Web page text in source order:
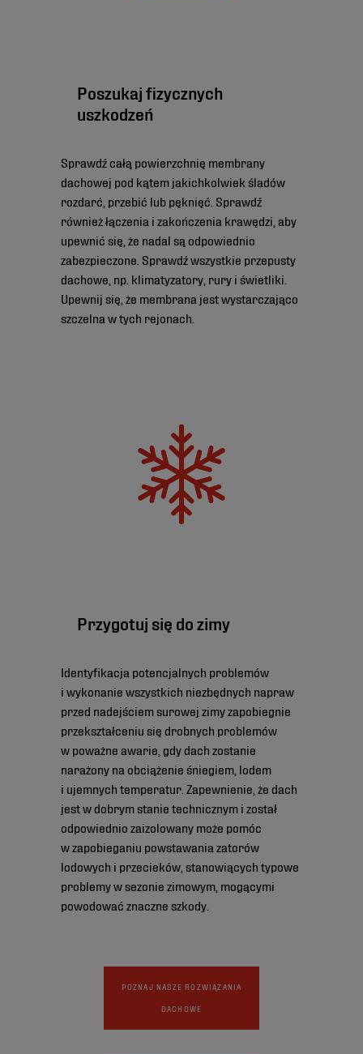
Poszukaj fizycznych
uszkodzeń
Sprawdź całą powierzchnię membrany
dachowej pod kątem jakichkolwiek śladów
rozdarć, przebić lub pęknięć. Sprawdź
również łączenia i zakończenia krawędzi, aby
upewnić się, że nadal są odpowiednio
zabezpieczone. Sprawdź wszystkie przepusty
dachowe, np. klimatyzatory, rury i świetliki.
Upewnij się, że membrana jest wystarczająco
szczelna w tych rejonach.
Przygotuj się do zimy
Identyfikacja potencjalnych problemów
i wykonanie wszystkich niezbędnych napraw
przed nadejściem surowej zimy zapobiegnie
przekształceniu się drobnych problemów
w poważne awarie, gdy dach zostanie
narażony na obciążenie śniegiem, lodem
i ujemnych temperatur. Zapewnienie, że dach
jest w dobrym stanie technicznym i został
odpowiednio zaizolowany może pomóc
w zapobieganiu powstawania zatorów
lodowych i przecieków, stanowiących typowe
problemy w sezonie zimowym, mogącymi
powodować znaczne szkody.
POZNAJ NASZE ROZWIĄZANIA
DACHOWE